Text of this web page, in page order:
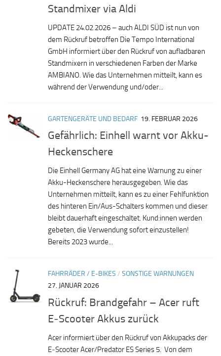
Standmixer via Aldi
UPDATE 24.02.2026 – auch ALDI SÜD ist nun von
dem Rückruf betroffen Die Tempo International
GmbH informiert über den Rückruf von aufladbaren
Standmixern in verschiedenen Farben der Marke
AMBIANO. Wie das Unternehmen mitteilt, kann es
während der Verwendung und/oder...
GARTENGERÄTE UND BEDARF 19. FEBRUAR 2026
Gefährlich: Einhell warnt vor Akku-
Heckenschere
Die Einhell Germany AG hat eine Warnung zu einer
Akku-Heckenschere herausgegeben. Wie das
Unternehmen mitteilt, kann es zu einer Fehlfunktion
des hinteren Ein/Aus-Schalters kommen und dieser
bleibt dauerhaft eingeschaltet. Kund:innen werden
gebeten, die Verwendung sofort einzustellen!
Bereits 2023 wurde...
FAHRRÄDER / E-BIKES / SONSTIGE WARNUNGEN
27. JANUAR 2026
Rückruf: Brandgefahr – Acer ruft
E‑Scooter Akkus zurück
Acer informiert über den Rückruf von Akkupacks der
E‑Scooter Acer/Predator ES Series 5. Von dem